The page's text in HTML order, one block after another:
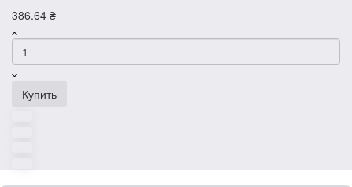
386.64 ₴
Купить